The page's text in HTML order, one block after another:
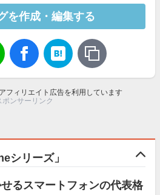
を作成・編集する
フィリエイト広告を利用しています
ポンサーリンク
シリーズ」
るスマートフォンの代表格